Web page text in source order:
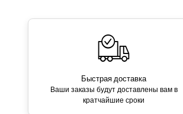
Быстрая доставка
Ваши заказы будут доставлены вам в
кратчайшие сроки